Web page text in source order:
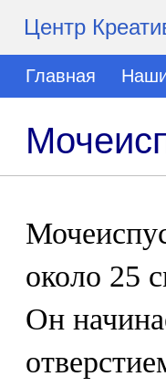
Центр
Главная
около 25
Он